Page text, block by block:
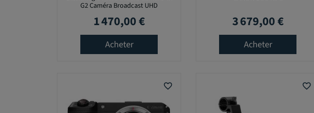
G2 Caméra Broadcast UHD
Prix
1 470,00 €
Acheter
Prix
3 679,00 €
Acheter
favorite_border favorite_border